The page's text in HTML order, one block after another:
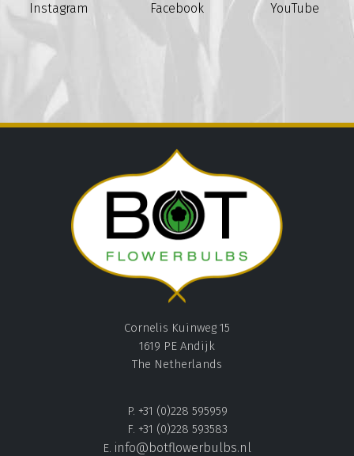
Instagram Facebook YouTube
Cornelis Kuinweg 15
1619 PE Andijk
The Netherlands
P. +31 (0)228 595959
F. +31 (0)228 593583
E. info@botflowerbulbs.nl